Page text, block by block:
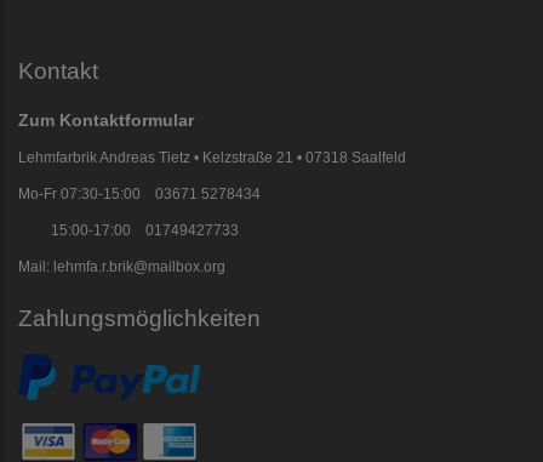
Kontakt
Zum Kontaktformular
Lehmfarbrik Andreas Tietz • Kelzstraße 21 • 07318 Saalfeld
Mo-Fr 07:30-15:00 03671 5278434
15:00-17:00 01749427733
Mail: lehmfa.r.brik@mailbox.org
Zahlungsmöglichkeiten